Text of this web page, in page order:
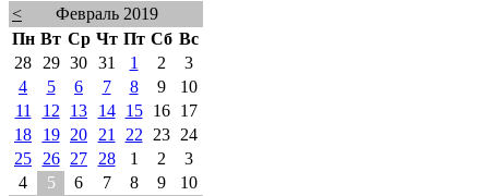
<
Февраль 2019
Пн Вт Ср Чт Пт Сб Вс
28
29 30 31 1 2
3
4
5 6 7 8 9
10
11
12 13 14 15 16
17
18
19 20 21 22 23
24
25
26 27 28 1 2
3
4
5 6 7 8 9
10